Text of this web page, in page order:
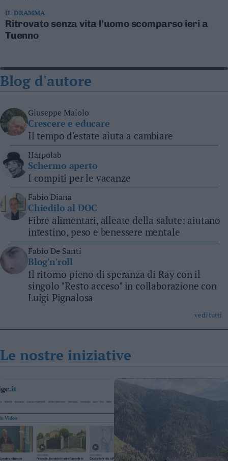
IL DRAMMA
Ritrovato senza vita l’uomo scomparso ieri a
Tuenno
Blog d'autore
Crescere e educare
Il tempo d'estate aiuta a cambiare
Giuseppe Maiolo
Schermo aperto
I compiti per le vacanze
Harpolab
Chiedilo al DOC
Fibre alimentari, alleate della salute: aiutano
intestino, peso e benessere mentale
Fabio Diana
Blog'n'roll
Il ritorno pieno di speranza di Ray con il
singolo "Resto acceso" in collaborazione con
Luigi Pignalosa
Fabio De Santi
vedi tutti
Le nostre iniziative